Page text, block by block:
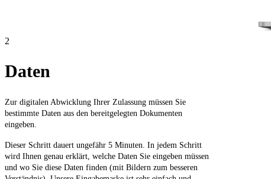
2
Daten
Zur digitalen Abwicklung Ihrer Zulassung müssen Sie
bestimmte Daten aus den bereitgelegten Dokumenten
eingeben.
Dieser Schritt dauert ungefähr 5 Minuten. In jedem Schritt
wird Ihnen genau erklärt, welche Daten Sie eingeben müssen
und wo Sie diese Daten finden (mit Bildern zum besseren